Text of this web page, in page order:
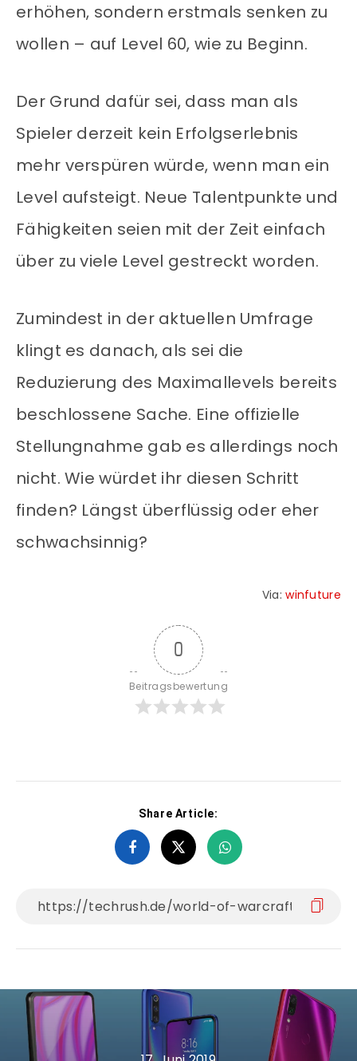
erhöhen, sondern erstmals senken zu
wollen – auf Level 60, wie zu Beginn.
Der Grund dafür sei, dass man als
Spieler derzeit kein Erfolgserlebnis
mehr verspüren würde, wenn man ein
Level aufsteigt. Neue Talentpunkte und
Fähigkeiten seien mit der Zeit einfach
über zu viele Level gestreckt worden.
Zumindest in der aktuellen Umfrage
klingt es danach, als sei die
Reduzierung des Maximallevels bereits
beschlossene Sache. Eine offizielle
Stellungnahme gab es allerdings noch
nicht. Wie würdet ihr diesen Schritt
finden? Längst überflüssig oder eher
schwachsinnig?
Via:winfuture
0
Beitragsbewertung
Share Article: